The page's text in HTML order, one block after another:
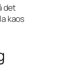
det
kaos